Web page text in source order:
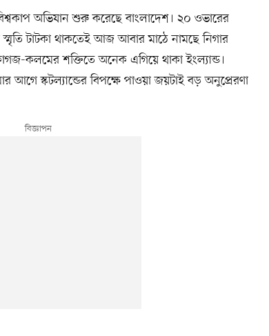
বিশ্বকাপ অভিযান শুরু করেছে বাংলাদেশ। ২০ ওভারের
স্মৃতি টাটকা থাকতেই আজ আবার মাঠে নামছে নিগার
কলমের শক্তিতে অনেক এগিয়ে থাকা ইংল্যান্ড।
আগে স্কটল্যান্ডের বিপক্ষে পাওয়া জয়টাই বড় অনুপ্রেরণা